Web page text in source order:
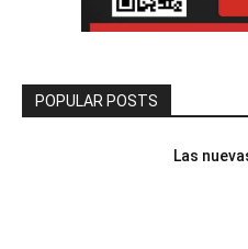
POPULAR POSTS
Las